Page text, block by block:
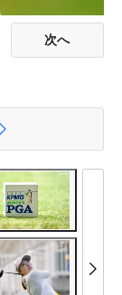
次へ